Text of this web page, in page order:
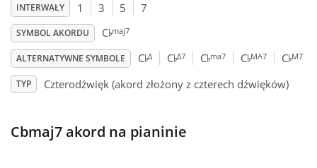
Español
INTERWAŁY 1 3 5 7
SYMBOL AKORDU C♭maj7
ALTERNATYWNE SYMBOLE C♭Δ C♭Δ7 C♭ma7 C♭MA7 C♭M7
TYP Czterodźwięk (akord złożony z czterech dźwięków)
Cbmaj7 akord na pianinie